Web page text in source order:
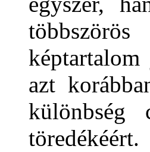
azt
töredékéért.